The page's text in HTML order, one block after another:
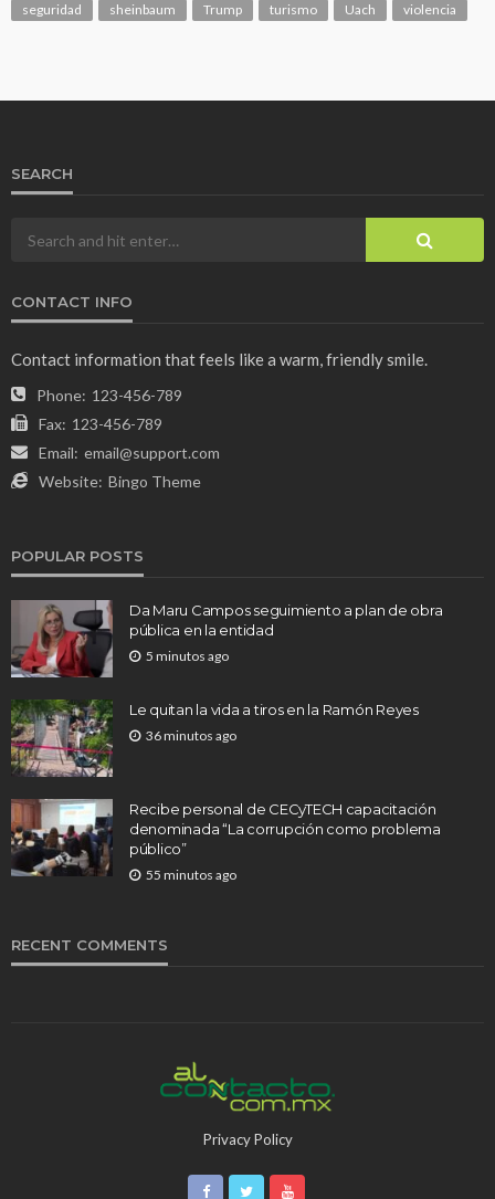
seguridad
sheinbaum Trump turismo Uach violencia
SEARCH
CONTACT INFO
Contact information that feels like a warm, friendly smile.
Phone: 123-456-789
Fax: 123-456-789
Email: email@support.com
Website: Bingo Theme
POPULAR POSTS
Da Maru Campos seguimiento a plan de obra
pública en la entidad
5 minutos ago
Le quitan la vida a tiros en la Ramón Reyes
36 minutos ago
Recibe personal de CECyTECH capacitación
denominada “La corrupción como problema
público”
55 minutos ago
RECENT COMMENTS
Privacy Policy